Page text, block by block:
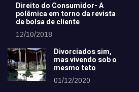
Direito do Consumidor- A
polêmica em torno da revista
de bolsa de cliente
12/10/2018
Divorciados sim,
mas vivendo sob o
mesmo teto
01/12/2020